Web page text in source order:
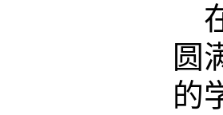
圆
的